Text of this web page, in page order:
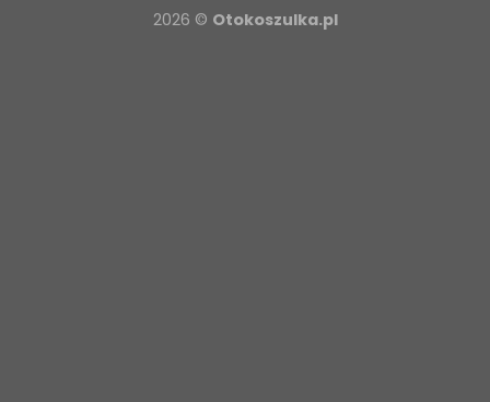
2026 © Otokoszulka.pl